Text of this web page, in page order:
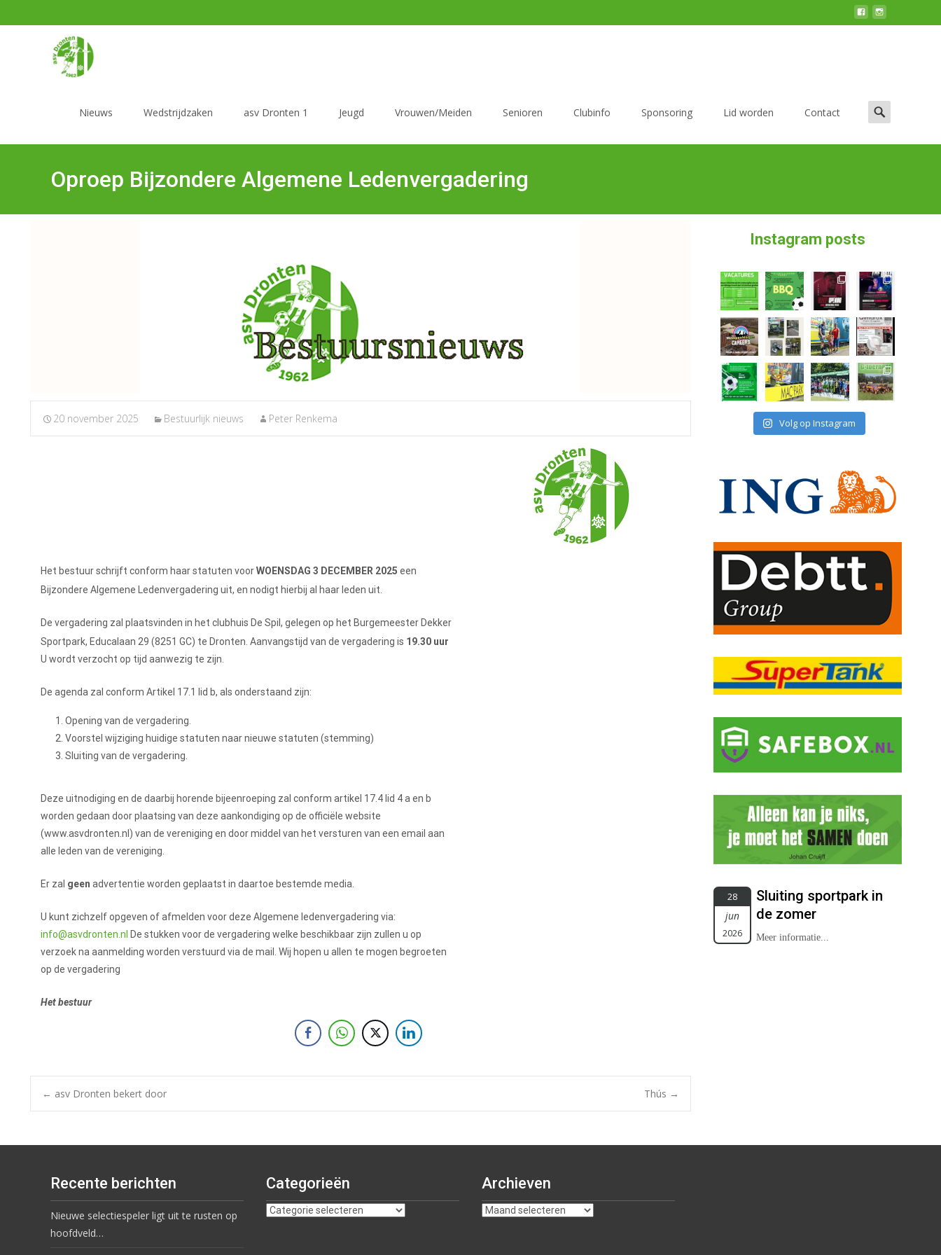
Nieuws Wedstrijdzaken asv Dronten 1 Jeugd Vrouwen/Meiden Senioren Clubinfo Sponsoring Lid worden Contact
Oproep Bijzondere Algemene Ledenvergadering
20 november 2025 Bestuurlijk nieuws Peter Renkema
Het bestuur schrijft conform haar statuten voorWOENSDAG 3 DECEMBER 2025 een
Bijzondere Algemene Ledenvergadering uit, en nodigt hierbij al haar leden uit.
De vergadering zal plaatsvinden in het clubhuis De Spil, gelegen op het Burgemeester Dekker
Sportpark, Educalaan 29 (8251 GC) te Dronten. Aanvangstijd van de vergadering is 19.30 uur
U wordt verzocht op tijd aanwezig te zijn.
De agenda zal conform Artikel 17.1 lid b, als onderstaand zijn:
Opening van de vergadering.
Voorstel wijziging huidige statuten naar nieuwe statuten (stemming)
Sluiting van de vergadering.
Deze uitnodiging en de daarbij horende bijeenroeping zal conform artikel 17.4 lid 4 a en b
worden gedaan door plaatsing van deze aankondiging op de officiële website
(www.asvdronten.nl) van de vereniging en door middel van het versturen van een email aan
alle leden van de vereniging.
Er zal geen advertentie worden geplaatst in daartoe bestemde media.
U kunt zichzelf opgeven of afmelden voor deze Algemene ledenvergadering via:
info@asvdronten.nl De stukken voor de vergadering welke beschikbaar zijn zullen u op
verzoek na aanmelding worden verstuurd via de mail. Wij hopen u allen te mogen begroeten
op de vergadering
Het bestuur
← asv Dronten bekert door Thús →
Instagram posts
Volg op Instagram
28
jun
2026
Sluiting sportpark in
de zomer
Meer informatie...
Recente berichten
Nieuwe selectiespeler ligt uit te rusten op
hoofdveld…
Categorieën Archieven